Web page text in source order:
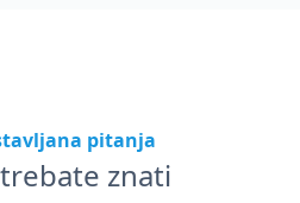
pitanja
znati